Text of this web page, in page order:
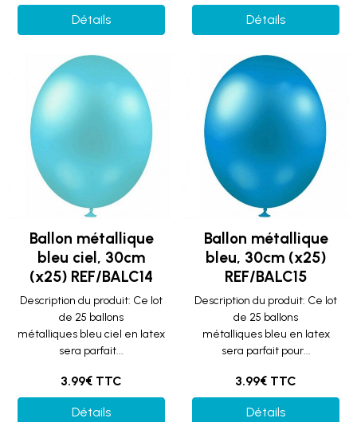
Détails Détails
Ballon métallique
bleu ciel, 30cm
(x25) REF/BALC14
Description du produit: Ce lot
de 25 ballons
métalliques bleu ciel en latex
sera parfait...
3.99€ TTC
Détails
Ballon métallique
bleu, 30cm (x25)
REF/BALC15
Description du produit: Ce lot
de 25 ballons
métalliques bleu en latex
sera parfait pour...
3.99€ TTC
Détails